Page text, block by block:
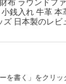
銭入れ 牛革 本
ズ 日本製のレビ
を書く」をクリッ